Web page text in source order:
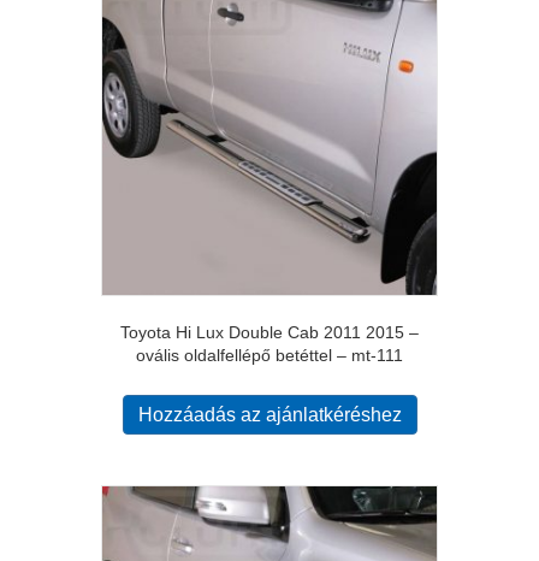
Toyota Hi Lux Double Cab 2011 2015 –
ovális oldalfellépő betéttel – mt-111
Hozzáadás az ajánlatkéréshez